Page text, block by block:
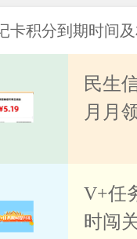
卡积分到期时间
民生
月月
V+任
时闯